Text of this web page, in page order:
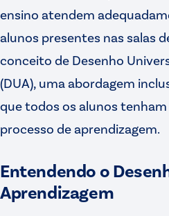
ensino atendem
alunos presentes nas salas
conceito de Desenho
(DUA), uma abordagem
que todos os alunos
processo de aprendizagem.
Entendendo o
Aprendizagem